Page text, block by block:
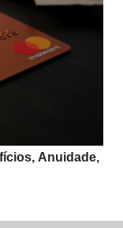
Anuidade,